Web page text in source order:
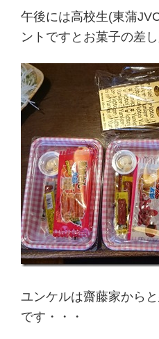
午後には高校生(東蒲
ントですとお菓子の差
ユンケルは齋藤家から
です・・・